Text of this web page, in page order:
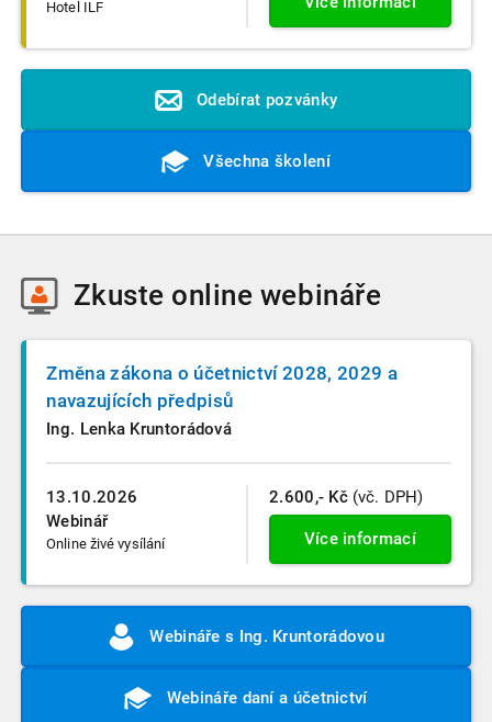
Hotel ILF
Odebírat pozvánky
Všechna školení
Zkuste online webináře
13.10.2026
Webinář
Online živé vysílání
Změna zákona o účetnictví 2028, 2029 a
navazujících předpisů
Ing. Lenka Kruntorádová
2.600,- Kč (vč. DPH)
Více informací
Webináře s Ing. Kruntorádovou
Webináře daní a účetnictví